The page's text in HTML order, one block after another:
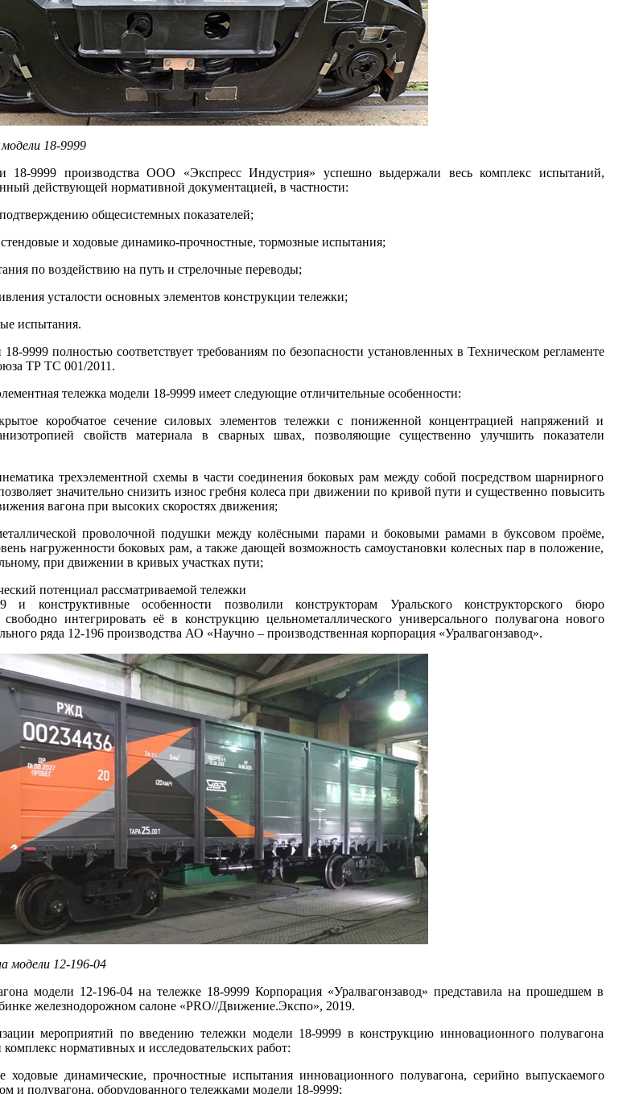
18-9999
18-9999 производства ООО «Экспресс Индустрия» успешно выдержали весь комплекс испытаний,
действующей нормативной документацией, в частности:
общесистемных показателей;
и ходовые динамико-прочностные, тормозные испытания;
по воздействию на путь и стрелочные переводы;
усталости основных элементов конструкции тележки;
испытания.
9999 полностью соответствует требованиям по безопасности установленных в Техническом регламенте
ТР ТС 001/2011.
тележка модели 18-9999 имеет следующие отличительные особенности:
коробчатое сечение силовых элементов тележки с пониженной концентрацией напряжений и
свойств материала в сварных швах, позволяющие существенно улучшить показатели
трехэлементной схемы в части соединения боковых рам между собой посредством шарнирного
значительно снизить износ гребня колеса при движении по кривой пути и существенно повысить
вагона при высоких скоростях движения;
проволочной подушки между колёсными парами и боковыми рамами в буксовом проёме,
нагруженности боковых рам, а также дающей возможность самоустановки колесных пар в положение,
при движении в кривых участках пути;
потенциал рассматриваемой тележки
и конструктивные особенности позволили конструкторам Уральского конструкторского бюро
свободно интегрировать её в конструкцию цельнометаллического универсального полувагона нового
ряда 12-196 производства АО «Научно – производственная корпорация «Уралвагонзавод».
модели 12-196-04
модели 12-196-04 на тележке 18-9999 Корпорация «Уралвагонзавод» представила на прошедшем в
железнодорожном салоне «PRO//Движение.Экспо», 2019.
мероприятий по введению тележки модели 18-9999 в конструкцию инновационного полувагона
нормативных и исследовательских работ:
ходовые динамические, прочностные испытания инновационного полувагона, серийно выпускаемого
и полувагона, оборудованного тележками модели 18-9999;